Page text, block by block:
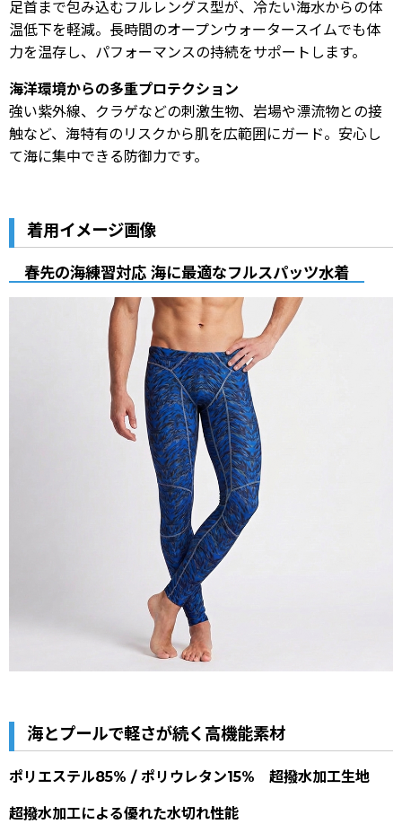
足首まで包み込むフルレングス型が、冷たい海水からの体
温低下を軽減。長時間のオープンウォータースイムでも体
力を温存し、パフォーマンスの持続をサポートします。
海洋環境からの多重プロテクション
強い紫外線、クラゲなどの刺激生物、岩場や漂流物との接
触など、海特有のリスクから肌を広範囲にガード。安心し
て海に集中できる防御力です。
着用イメージ画像
春先の海練習対応 海に最適なフルスパッツ水着
海とプールで軽さが続く高機能素材
ポリエステル85% / ポリウレタン15% 超撥水加工生地
超撥水加工による優れた水切れ性能